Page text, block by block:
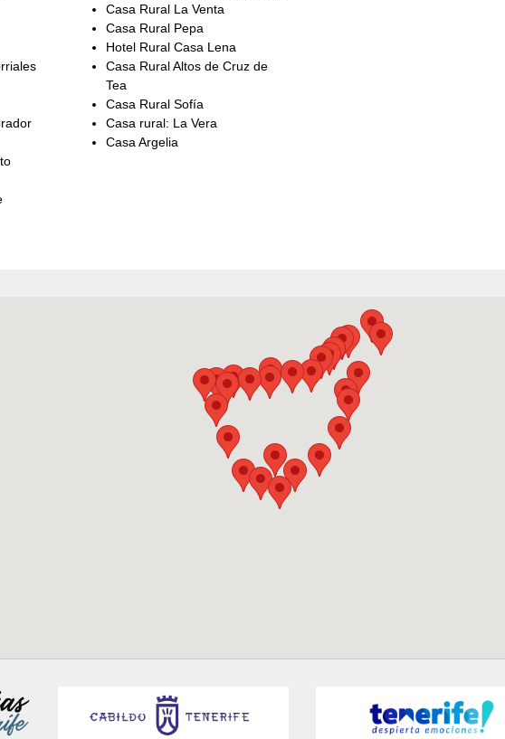
Casa Rural La Venta
Casa Rural Pepa
Hotel Rural Casa Lena
Casa Rural Altos de Cruz de
Tea
Casa Rural Sofía
Casa rural: La Vera
Casa Argelia